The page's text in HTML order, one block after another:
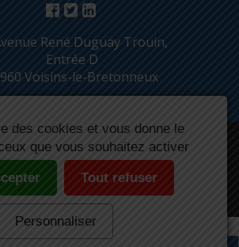
MAGNÉTIQUE
C-MAG MS 4
René Duguay Trouin,
Entrée D
Voisins-le-Bretonneux
Mentions légales
de Ventes
Produits archivés
Autorisation ASN : F620002
des cookies et vous donne le
que vous souhaitez activer
Tout refuser
Personnaliser